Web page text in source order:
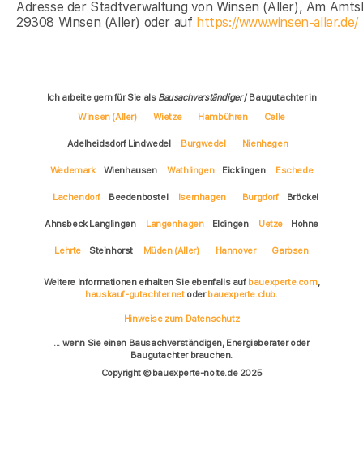
Adresse der Stadtverwaltung von Winsen (Aller), Am
29308 Winsen (Aller) oder auf https://www.winsen-aller.de/
Ich arbeite gern für Sie als Bausachverständiger/ Baugutachter in
Winsen (Aller)
Wietze Hambühren Celle
Adelheidsdorf Lindwedel Burgwedel Nienhagen
Wedemark Wienhausen Wathlingen Eicklingen Eschede
Lachendorf Beedenbostel Isernhagen Burgdorf Bröckel
Ahnsbeck Langlingen Langenhagen Eldingen Uetze Hohne
Lehrte Steinhorst Müden (Aller) Hannover Garbsen
Weitere Informationen erhalten Sie ebenfalls auf bauexperte.com,
hauskauf-gutachter.netoderbauexperte.club.
Hinweise zum Datenschutz
... wenn Sie einen Bausachverständigen, Energieberater oder
Baugutachter brauchen.
Copyright © bauexperte-nolte.de 2025